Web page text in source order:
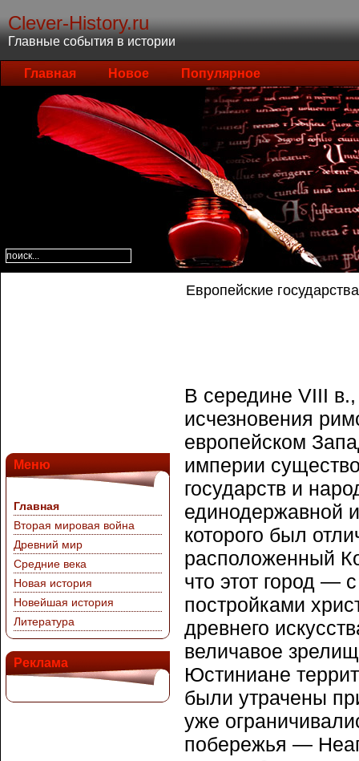
Clever-History.ru
Главные события в истории
Главная Новое Популярное
Меню
Главная
Вторая мировая война
Древний мир
Средние века
Новая история
Новейшая история
Литература
Реклама
Европейские
В середине VIII
исчезновения
европейском
империи
государств и
единодержавной
которого был
расположенный
что этот город —
постройками
древнего
величавое
Юстиниане
были утрачены
уже
побережья —